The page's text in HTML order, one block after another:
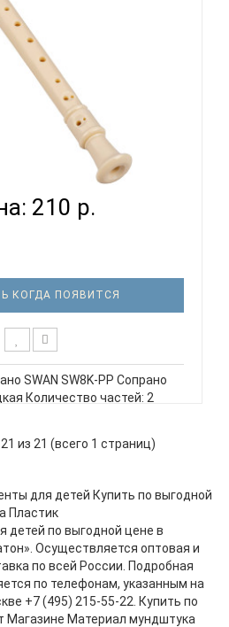
- БЛОКФЛЕЙТА СОПРАНО
СИСТЕМА...
210 р.
КОГДА ПОЯВИТСЯ
SWAN SW8K-PP Сопрано
Количество частей: 2
пластиковый корпус,
из 21 (всего 1 страниц)
для детей Купить по выгодной
Пластик
детей по выгодной цене в
Осуществляется оптовая и
по всей России. Подробная
по телефонам, указанным на
+7 (495) 215-55-22. Купить по
Магазине Материал мундштука